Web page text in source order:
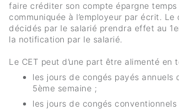
faire créditer son compte épargne temps
communiquée à l’employeur par écrit.
décidés par le salarié prendra effet au
la notification par le salarié.
Le CET peut d’une part être alimenté en
les jours de congés payés annuels
5ème semaine ;
les jours de congés conventionnels